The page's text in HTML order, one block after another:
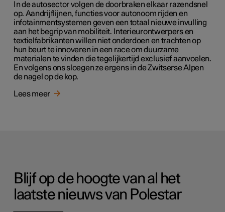
In de autosector volgen de doorbraken elkaar razendsnel
op. Aandrijflijnen, functies voor autonoom rijden en
infotainmentsystemen geven een totaal nieuwe invulling
aan het begrip van mobiliteit. Interieurontwerpers en
textielfabrikanten willen niet onderdoen en trachten op
hun beurt te innoveren in een race om duurzame
materialen te vinden die tegelijkertijd exclusief aanvoelen.
En volgens ons sloegen ze ergens in de Zwitserse Alpen
de nagel op de kop.
Lees meer
Blijf op de hoogte van al het
laatste nieuws van Polestar